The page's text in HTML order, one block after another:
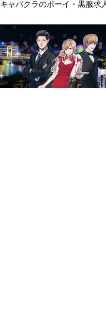
キャバクラのボーイ・黒服求